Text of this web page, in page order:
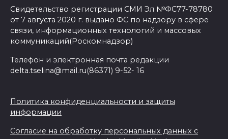
Свидетельство регистрации СМИ Эл №ФС77-78780
от 7 августа 2020 г. выдано ФС по надзору в сфере
связи, информационных технологий и массовых
коммуникаций(Роскомнадзор)
Телефон и электронная почта редакции
delta.tselina@mail.ru(86371) 9-52- 16
Политика конфиденциальности и защиты
информации
Согласие на обработку персональных данных с